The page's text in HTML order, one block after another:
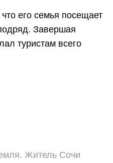
его семья посещает
Завершая
туристам всего
Житель Сочи